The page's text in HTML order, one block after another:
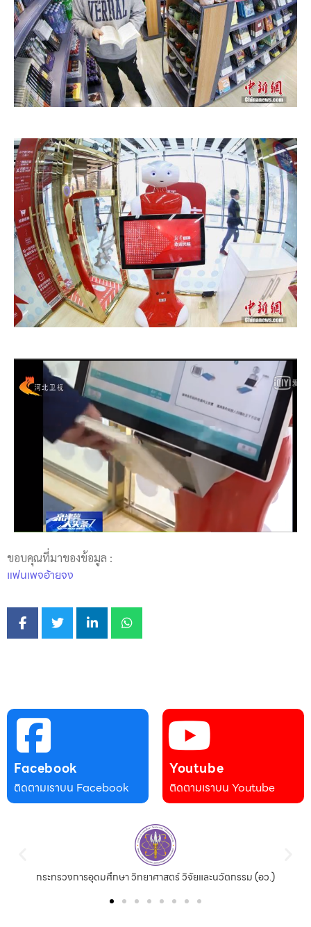
ขอบคุณที่มาของข้อมูล :
แฟนเพจอ้ายจง
Facebook
ติดตามเราบน Facebook
Youtube
ติดตามเราบน Youtube
กระทรวงการอุดมศึกษา วิทยาศาสตร์ วิจัยและนวัตกรรม (อว.)